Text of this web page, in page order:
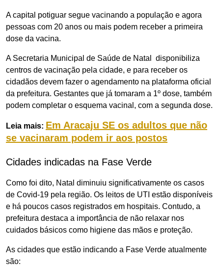
A capital potiguar segue vacinando a população e agora
pessoas com 20 anos ou mais podem receber a primeira
dose da vacina.
A Secretaria Municipal de Saúde de Natal disponibiliza
centros de vacinação pela cidade, e para receber os
cidadãos devem fazer o agendamento na plataforma oficial
da prefeitura. Gestantes que já tomaram a 1º dose, também
podem completar o esquema vacinal, com a segunda dose.
Leia mais: Em Aracaju SE os adultos que não
se vacinaram podem ir aos postos
Cidades indicadas na Fase Verde
Como foi dito, Natal diminuiu significativamente os casos
de Covid-19 pela região. Os leitos de UTI estão disponíveis
e há poucos casos registrados em hospitais. Contudo, a
prefeitura destaca a importância de não relaxar nos
cuidados básicos como higiene das mãos e proteção.
As cidades que estão indicando a Fase Verde atualmente
são: